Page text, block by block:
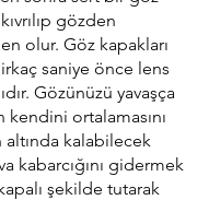
gözden
olur. Göz kapakları
saniye önce lens
Gözünüzü yavaşça
kendini ortalamasını
altında kalabilecek
kabarcığını gidermek
şekilde tutarak